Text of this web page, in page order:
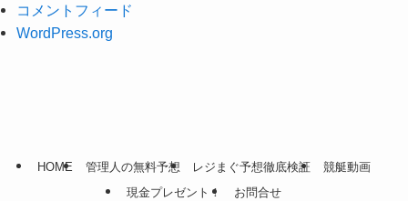
コメントフィード
WordPress.org
HOME 管理人の無料予想 レジまぐ予想徹底検証
競艇動画
現金プレゼント！
お問合せ